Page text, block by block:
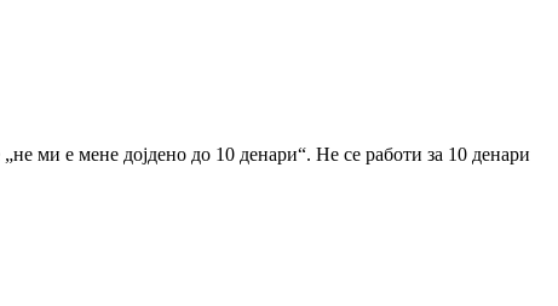
ми е мене дојдено до 10 денари“. Не се работи за 10 денари